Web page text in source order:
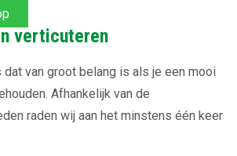
verticuteren
van groot belang is als je een mooi
Afhankelijk van de
raden wij aan het minstens één keer